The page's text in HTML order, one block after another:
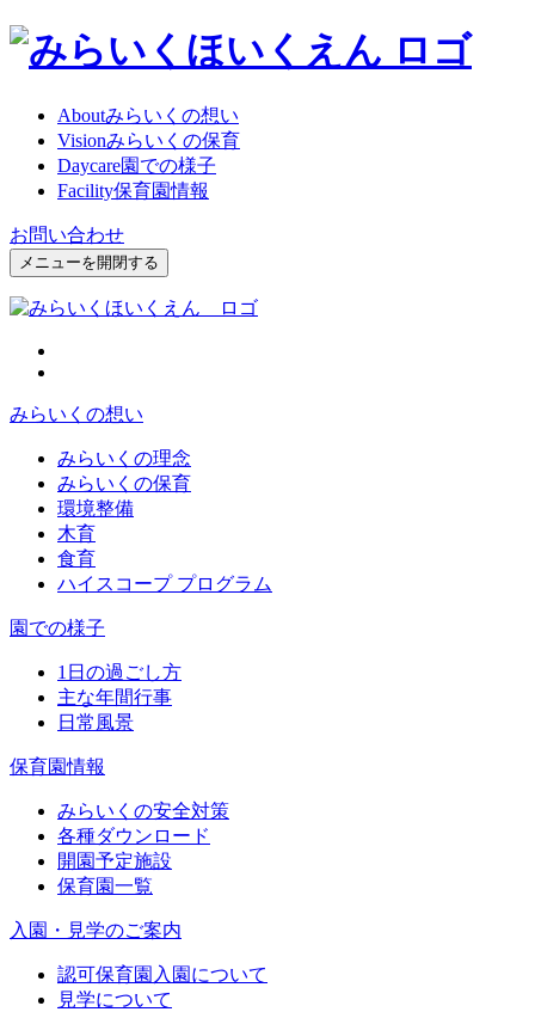
Aboutみらいくの想い
Visionみらいくの保育
Daycare園での様子
Facility保育園情報
お問い合わせ
メニューを開閉する
みらいくの想い
みらいくの理念
みらいくの保育
環境整備
木育
食育
ハイスコープ プログラム
園での様子
1日の過ごし方
主な年間行事
日常風景
保育園情報
みらいくの安全対策
各種ダウンロード
開園予定施設
保育園一覧
入園・見学のご案内
認可保育園入園について
見学について